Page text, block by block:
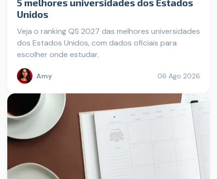
5 melhores universidades dos Estados
Unidos
Veja o ranking QS 2027 das melhores universidades
dos Estados Unidos, com dados oficiais para
escolher onde estudar.
Amy 06 Ago 2026